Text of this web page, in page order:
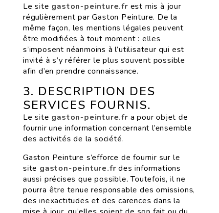
Le site gaston-peinture.fr est mis à jour
régulièrement par Gaston Peinture. De la
même façon, les mentions légales peuvent
être modifiées à tout moment : elles
s’imposent néanmoins à l’utilisateur qui est
invité à s’y référer le plus souvent possible
afin d’en prendre connaissance.
3. DESCRIPTION DES
SERVICES FOURNIS.
Le site gaston-peinture.fr a pour objet de
fournir une information concernant l’ensemble
des activités de la société.
Gaston Peinture s’efforce de fournir sur le
site gaston-peinture.fr des informations
aussi précises que possible. Toutefois, il ne
pourra être tenue responsable des omissions,
des inexactitudes et des carences dans la